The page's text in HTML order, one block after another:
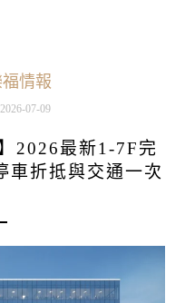
情報
2026-07-09
2026最新1-7F完
車折抵與交通一次